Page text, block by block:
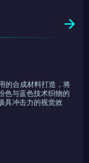
的合成材料打造，将
色与蓝色技术织物的
具冲击力的视觉效